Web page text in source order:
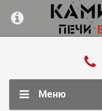
Меню